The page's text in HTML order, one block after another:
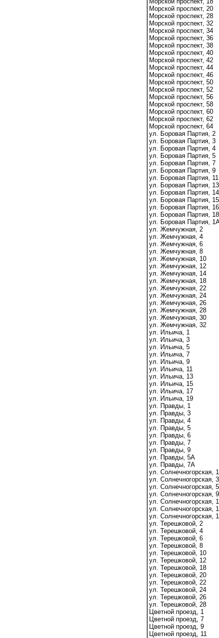
Морской проспект, 20
Морской проспект, 28
Морской проспект, 32
Морской проспект, 34
Морской проспект, 36
Морской проспект, 38
Морской проспект, 40
Морской проспект, 42
Морской проспект, 44
Морской проспект, 46
Морской проспект, 50
Морской проспект, 52
Морской проспект, 56
Морской проспект, 58
Морской проспект, 60
Морской проспект, 62
Морской проспект, 64
ул. Боровая Партия, 2
ул. Боровая Партия, 3
ул. Боровая Партия, 4
ул. Боровая Партия, 5
ул. Боровая Партия, 7
ул. Боровая Партия, 9
ул. Боровая Партия, 11
ул. Боровая Партия, 13
ул. Боровая Партия, 14
ул. Боровая Партия, 15
ул. Боровая Партия, 16
ул. Боровая Партия, 18
ул. Боровая Партия,
ул. Жемчужная, 2
ул. Жемчужная, 4
ул. Жемчужная, 6
ул. Жемчужная, 8
ул. Жемчужная, 10
ул. Жемчужная, 12
ул. Жемчужная, 14
ул. Жемчужная, 18
ул. Жемчужная, 22
ул. Жемчужная, 24
ул. Жемчужная, 26
ул. Жемчужная, 28
ул. Жемчужная, 30
ул. Жемчужная, 32
ул. Ильича, 1
ул. Ильича, 3
ул. Ильича, 5
ул. Ильича, 7
ул. Ильича, 9
ул. Ильича, 11
ул. Ильича, 13
ул. Ильича, 15
ул. Ильича, 17
ул. Ильича, 19
ул. Правды, 1
ул. Правды, 3
ул. Правды, 4
ул. Правды, 5
ул. Правды, 6
ул. Правды, 7
ул. Правды, 9
ул. Правды, 5А
ул. Правды, 7А
ул. Солнечногорская, 1
ул. Солнечногорская, 3
ул. Солнечногорская, 5
ул. Солнечногорская, 9
ул. Солнечногорская,
ул. Солнечногорская,
ул. Солнечногорская,
ул. Терешковой, 2
ул. Терешковой, 4
ул. Терешковой, 6
ул. Терешковой, 8
ул. Терешковой, 10
ул. Терешковой, 12
ул. Терешковой, 18
ул. Терешковой, 20
ул. Терешковой, 22
ул. Терешковой, 24
ул. Терешковой, 26
ул. Терешковой, 28
Цветной проезд, 1
Цветной проезд, 7
Цветной проезд, 9
Цветной проезд, 11